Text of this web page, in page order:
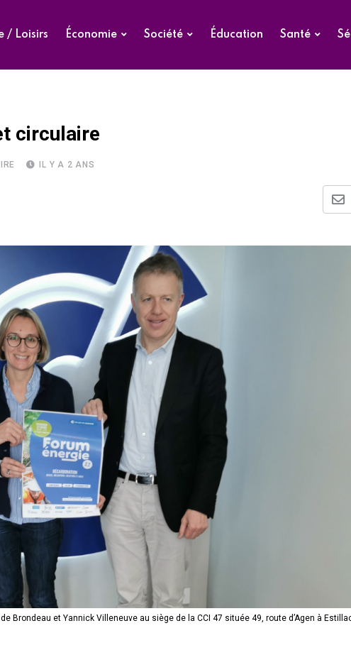
/ Loisirs Économie Société Éducation Santé
circulaire
IL Y A 2 ANS
Brondeau et Yannick Villeneuve au siège de la CCI 47 située 49, route d’Agen à